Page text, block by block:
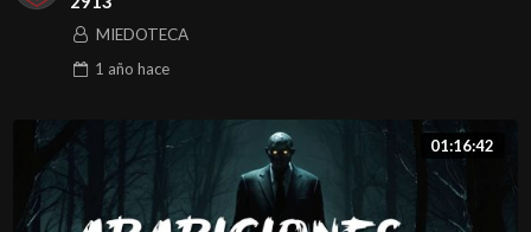
MIEDOTECA
1 año hace
01:16:42